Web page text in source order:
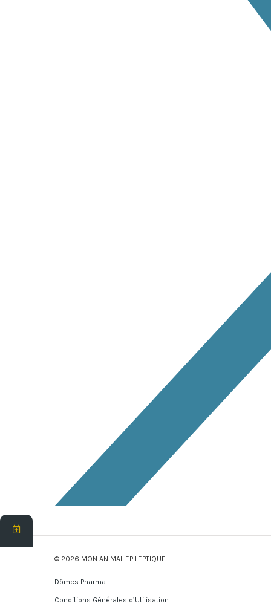
© 2026 MON ANIMAL EPILEPTIQUE
Dômes Pharma
Conditions Générales d’Utilisation